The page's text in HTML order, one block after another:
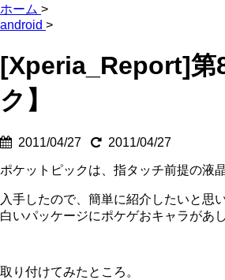
ホーム >
android >
[Xperia_Report]第
ク】
2011/04/27 2011/04/27
ポケットピックは、指タッチ前提の液
入手したので、簡単に紹介したいと思い
白いパッケージにポケゲおキャラがあ
取り付けてみたところ。